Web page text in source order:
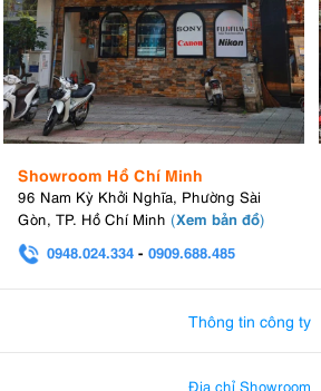
Showroom Hồ Chí Minh
96 Nam Kỳ Khởi Nghĩa, Phường Sài
Gòn, TP. Hồ Chí Minh (Xem bản đồ)
0948.024.334 - 0909.688.485
Thông tin công ty
Địa chỉ Showroom